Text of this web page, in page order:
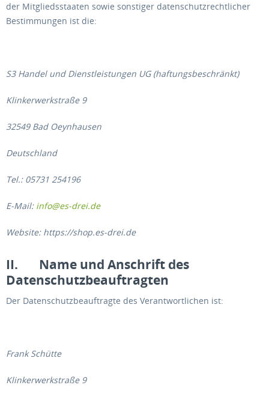
der Mitgliedsstaaten sowie sonstiger datenschutzrechtlicher
Bestimmungen ist die:
S3 Handel und Dienstleistungen UG (haftungsbeschränkt)
Klinkerwerkstraße 9
32549 Bad Oeynhausen
Deutschland
Tel.: 05731 254196
E-Mail: info@es-drei.de
Website: https://shop.es-drei.de
II. Name und Anschrift des
Datenschutzbeauftragten
Der Datenschutzbeauftragte des Verantwortlichen ist:
Frank Schütte
Klinkerwerkstraße 9